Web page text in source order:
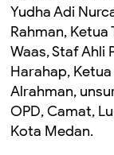
Yudha Adi
Rahman, Ketua
Waas, Staf Ahli
Harahap,
Alrahman,
OPD, Camat,
Kota Medan.